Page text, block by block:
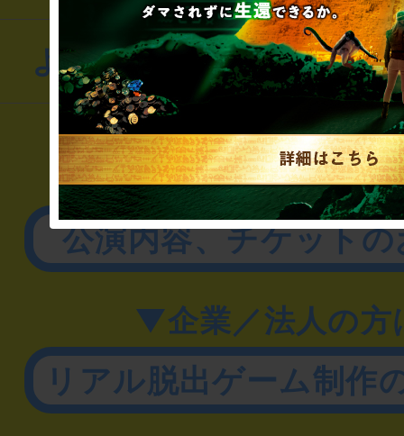
よくあるお問い合わせ
▼一般のお客様
公演内容、チケット
▼企業／法人の方
リアル脱出ゲーム制作